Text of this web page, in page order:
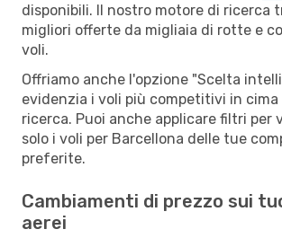
disponibili. Il nostro motore di ricerca
migliori offerte da migliaia di rotte e
voli.
Offriamo anche l'opzione "Scelta
evidenzia i voli più competitivi in
ricerca. Puoi anche applicare filtri per
solo i voli per Barcellona delle tue
preferite.
Cambiamenti di prezzo sui
aerei